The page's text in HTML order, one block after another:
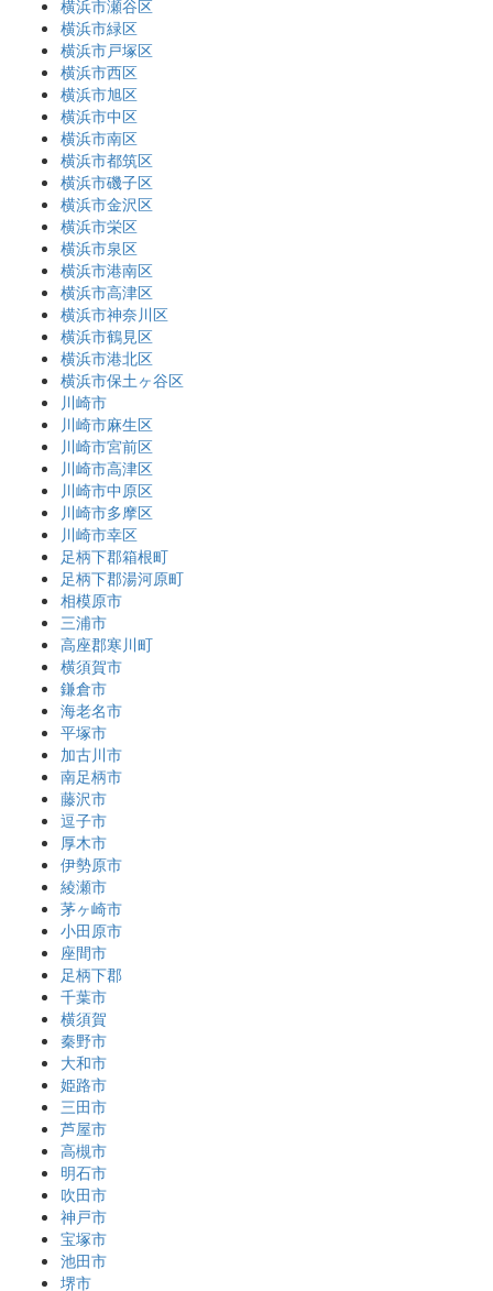
横浜市瀬谷区
横浜市緑区
横浜市戸塚区
横浜市西区
横浜市旭区
横浜市中区
横浜市南区
横浜市都筑区
横浜市磯子区
横浜市金沢区
横浜市栄区
横浜市泉区
横浜市港南区
横浜市高津区
横浜市神奈川区
横浜市鶴見区
横浜市港北区
横浜市保土ヶ谷区
川崎市
川崎市麻生区
川崎市宮前区
川崎市高津区
川崎市中原区
川崎市多摩区
川崎市幸区
足柄下郡箱根町
足柄下郡湯河原町
相模原市
三浦市
高座郡寒川町
横須賀市
鎌倉市
海老名市
平塚市
加古川市
南足柄市
藤沢市
逗子市
厚木市
伊勢原市
綾瀬市
茅ヶ崎市
小田原市
座間市
足柄下郡
千葉市
横須賀
秦野市
大和市
姫路市
三田市
芦屋市
高槻市
明石市
吹田市
神戸市
宝塚市
池田市
堺市